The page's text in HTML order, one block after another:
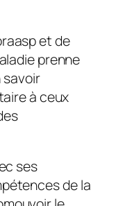
et de
prenne
savoir
à ceux
ses
de la